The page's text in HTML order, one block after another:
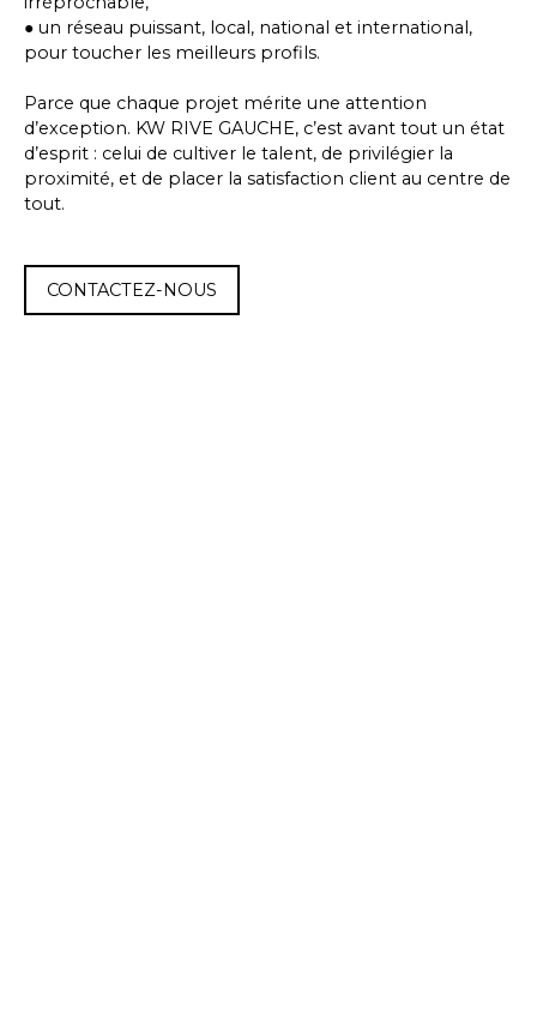
● un réseau puissant, local, national et international,
pour toucher les meilleurs profils.
Parce que chaque projet mérite une attention
d’exception. KW RIVE GAUCHE, c’est avant tout un état
d’esprit : celui de cultiver le talent, de privilégier la
proximité, et de placer la satisfaction client au centre de
tout.
CONTACTEZ-NOUS